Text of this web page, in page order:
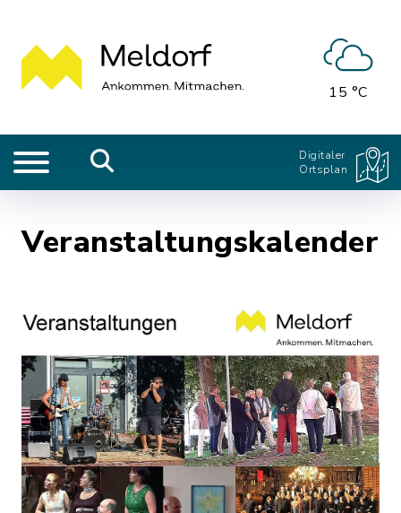
15 °C
Digitaler
Ortsplan
Veranstaltungskalender